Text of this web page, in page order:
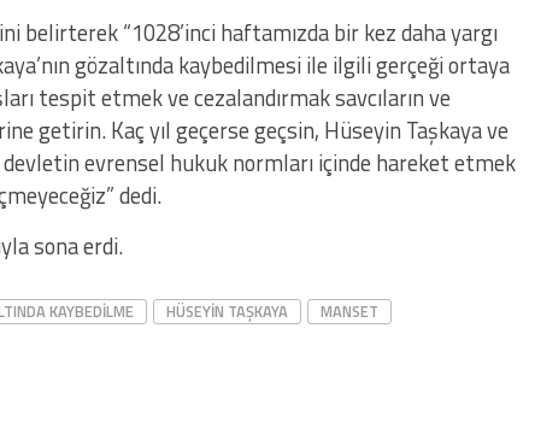
belirterek “1028’inci haftamızda bir kez daha yargı
gözaltında kaybedilmesi ile ilgili gerçeği ortaya
tespit etmek ve cezalandırmak savcıların ve
getirin. Kaç yıl geçerse geçsin, Hüseyin Taşkaya ve
evrensel hukuk normları içinde hareket etmek
dedi.
sona erdi.
KAYBEDILME HÜSEYIN TAŞKAYA MANSET